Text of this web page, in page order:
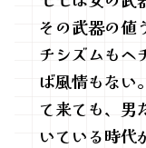
その武器の値
チシズムもヘ
ば風情もない
て来ても、男
いている時代